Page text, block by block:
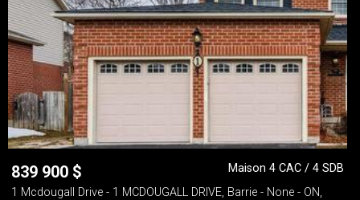
839 900 $
Maison 4 CAC / 4 SDB
1 Mcdougall Drive - 1 MCDOUGALL DRIVE, Barrie - None - ON,